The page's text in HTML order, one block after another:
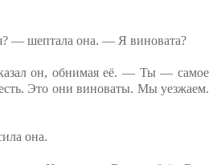
— шептала она. — Я виновата?
он, обнимая её. — Ты — самое
Это они виноваты. Мы уезжаем.
она.